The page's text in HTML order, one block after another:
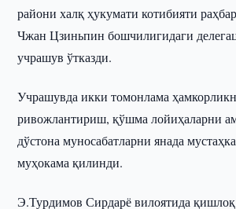
райони халқ ҳукумати котибияти
Чжан Цзиньпин бошчилигидаги
учрашув ўтказди.
Учрашувда икки томонлама
ривожлантириш, қўшма лойиҳаларни
дўстона муносабатларни янада
муҳокама қилинди.
Э.Турдимов Сирдарё вилоятида